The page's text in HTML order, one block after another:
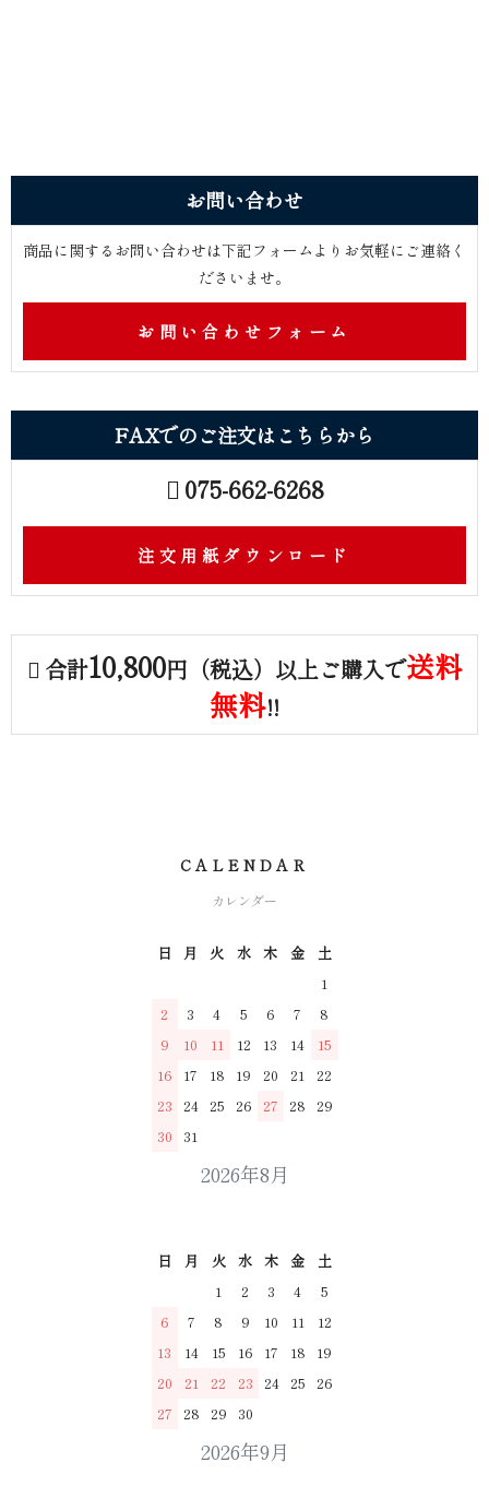
お問 い 合 わ せ
商品に関するお問い合わせは下記フォームよりお気軽にご連絡く
ださ い ま せ 。
お問い合わせフォーム
FAXでのご注文はこ ち ら か ら
075-662-6268
注文用紙ダウンロード
合計10,800円（税込）以上ご購入で送料
無料!!
CALENDAR
カレンダー
2026年8月
日 月 火 水 木 金
土
1
2
3 4 5 6 7
8
9
10 11 12 13 14
15
16
17 18 19 20 21
22
23 24 25 26 27 28 29
30
31
2026年9月
日 月 火 水 木 金
土
1
2 3 4
5
6
7 8 9 10 11
12
13
14 15 16 17 18
19
20
21 22 23 24 25 26
27 28 29 30